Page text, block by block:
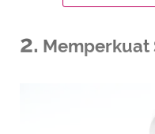
2. Memperkuat